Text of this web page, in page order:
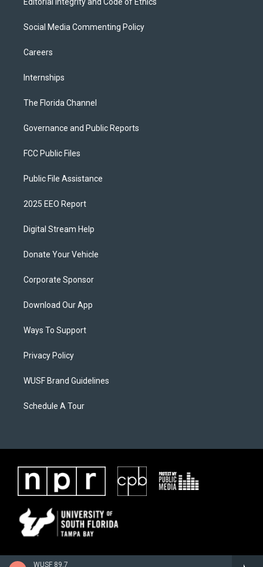
WUSF 89.7
Editorial Integrity and Code of Ethics
Social Media Commenting Policy
Careers
Internships
The Florida Channel
Governance and Public Reports
FCC Public Files
Public File Assistance
2025 EEO Report
Digital Stream Help
Donate Your Vehicle
Corporate Sponsor
Download Our App
Ways To Support
Privacy Policy
WUSF Brand Guidelines
Schedule A Tour